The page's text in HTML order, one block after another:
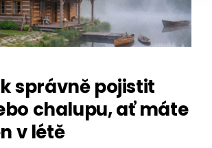
správně pojistit
chalupu, ať máte
v létě